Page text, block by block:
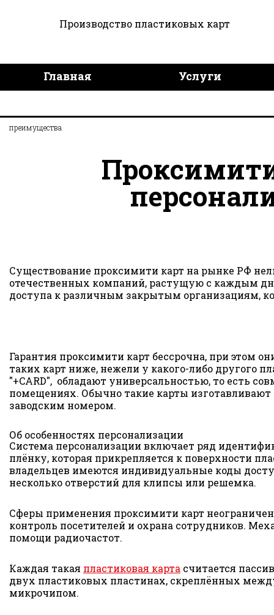
Производство пластиковых карт
Главная
Услуги
преимущества
Существование проксимити карт на рынке РФ
отечественных компаний, растущую с каждым
доступа к различным закрытым организациям,
Гарантия проксимити карт бессрочна, при этом
таких карт ниже, нежели у какого-либо другого
"+CARD", обладают универсальностью, то есть
помещениях. Обычно такие карты изготавливают
заводским номером.
Об особенностях персонализации
Система персонализации включает ряд
плёнку, которая прикрепляется к поверхности
владельцев имеются индивидуальные коды
несколько отверстий для клипсы или решемка.
Сферы применения проксимити карт
контроль посетителей и охрана сотрудников.
помощи радиочастот.
Каждая такая пластиковая карта считается
двух пластиковых пластинах, скреплённых
микрочипом.